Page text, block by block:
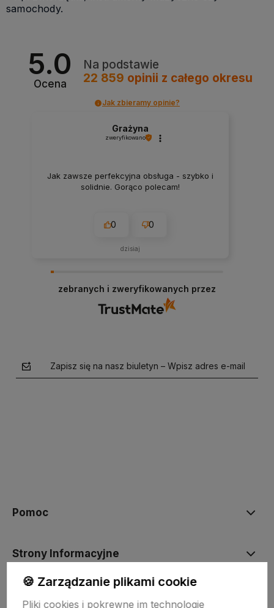
samochody.
5.0
Ocena
Na podstawie
22 859 opinii z całego okresu
Jak zbieramy opinie?
Grażyna
zweryfikowano
Jak zawsze perfekcyjna obsługa - szybko i
solidnie. Gorąco polecam!
0 0
dzisiaj
zebranych i zweryfikowanych przez
Zapisz się na nasz biuletyn – Wpisz adres e-mail
Pomoc
Strony Informacyjne
🍪 Zarządzanie plikami cookie
Pliki cookies i pokrewne im technologie